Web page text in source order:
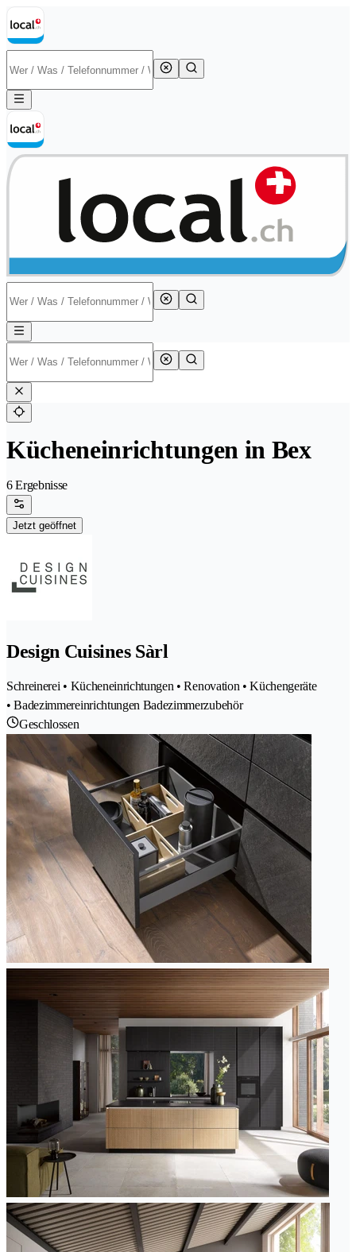
Kücheneinrichtungen in Bex
6 Ergebnisse
Jetzt geöffnet
Design Cuisines Sàrl
Schreinerei • Kücheneinrichtungen • Renovation • Küchengeräte
• Badezimmereinrichtungen Badezimmerzubehör
Geschlossen